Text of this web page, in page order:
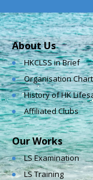
About Us
HKCLSS in Brief
Organisation Chart
History of HK
Affiliated Clubs
Our Works
LS Examination
LS Training